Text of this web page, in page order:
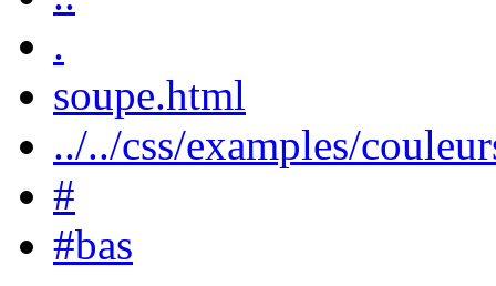
.
soupe.html
../../css/examples/
#
#bas